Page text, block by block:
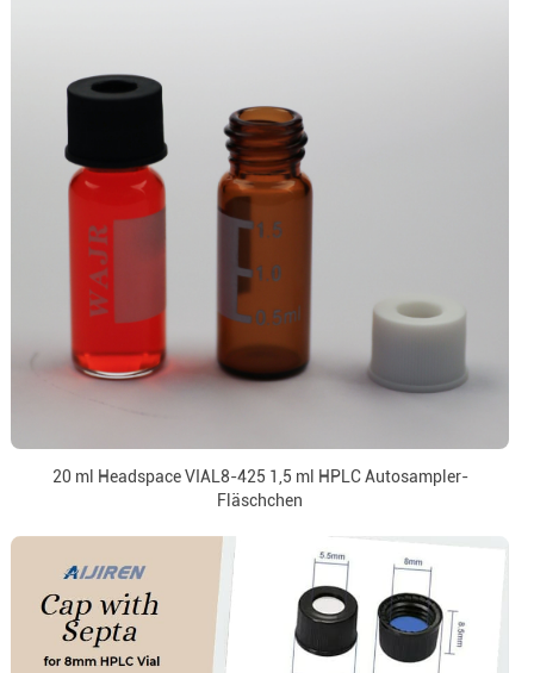
20 ml Headspace VIAL8-425 1,5 ml HPLC Autosampler-
Fläschchen